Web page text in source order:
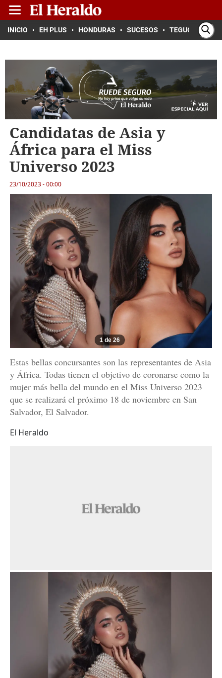
INICIO EH PLUS HONDURAS SUCESOS TEGUCIGALPA
Candidatas de Asia y
África para el Miss
Universo 2023
23/10/2023 - 00:00
1 de 26
Estas bellas concursantes son las representantes de Asia
y África. Todas tienen el objetivo de coronarse como la
mujer más bella del mundo en el Miss Universo 2023
que se realizará el próximo 18 de noviembre en San
Salvador, El Salvador.
El Heraldo